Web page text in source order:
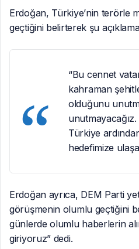
Erdoğan, Türkiye’nin terörle
geçtiğini belirterek şu
“Bu cennet
kahraman
olduğunu
Türkiye
hedefimize
Erdoğan ayrıca, DEM Parti
görüşmenin olumlu geçtiğini
günlerde olumlu haberlerin
giriyoruz” dedi.